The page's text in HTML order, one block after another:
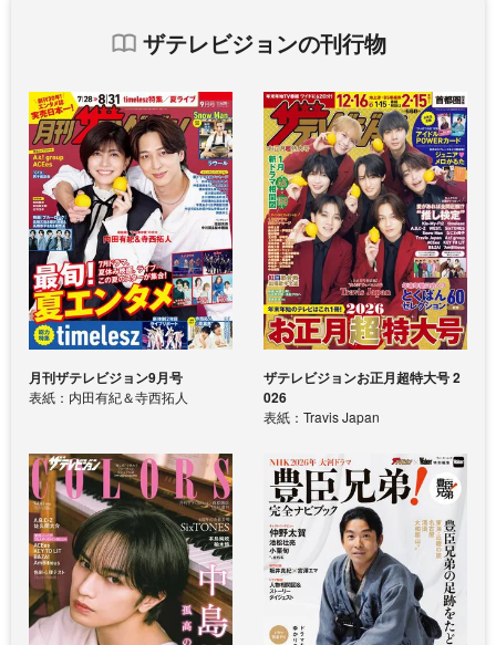
ザテレビジョンの刊行物
月刊ザテレビジョン9月号
表紙：内田有紀＆寺西拓人
ザテレビジョンお正月超特大号 2
026
表紙：Travis Japan